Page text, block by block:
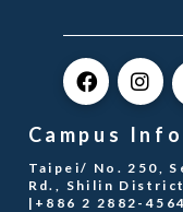
Campus
Taipei/ No. 250,
Rd., Shilin
|+886 2 2882-4564